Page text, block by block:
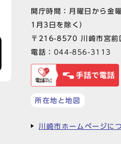
開庁時間：月曜日から金
1月3日を除く）
〒216-8570 川崎市宮前
電話： 044-856-3113
所在地と地図
川崎市ホームページに